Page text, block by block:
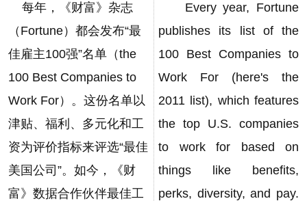
每年，《财富》杂志
（Fortune）都会发布“最
佳雇主100强”名单（the
100 Best Companies to
Work For）。这份名单以
津贴、福利、多元化和工
资为评价指标来评选“最佳
美国公司”。如今，《财
富》数据合作伙伴最佳工
Every year, Fortune
publishes its list of the
100 Best Companies to
Work For (here's the
2011 list), which features
the top U.S. companies
to work for based on
things like benefits,
perks, diversity, and pay.